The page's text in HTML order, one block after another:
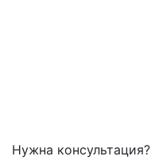
Нужна консультация?